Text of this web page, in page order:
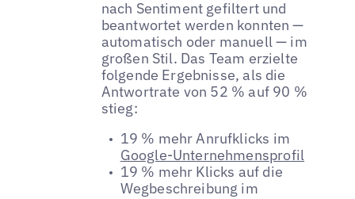
nach Sentiment gefiltert und
beantwortet werden konnten —
automatisch oder manuell — im
großen Stil. Das Team erzielte
folgende Ergebnisse, als die
Antwortrate von 52 % auf 90 %
stieg:
19 % mehr Anrufklicks im
Google-Unternehmensprofil
19 % mehr Klicks auf die
Wegbeschreibung im